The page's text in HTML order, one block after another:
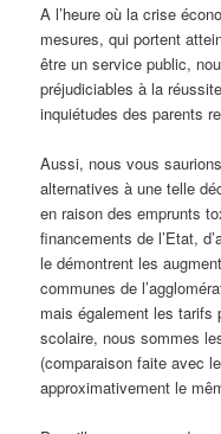
A l’heure où la crise
mesures, qui portent
être un service public,
préjudiciables à la
inquiétudes des parents
Aussi, nous vous
alternatives à une telle
en raison des emprunts
financements de l’Etat,
le démontrent les
communes de
mais également les tarifs
scolaire, nous sommes
(comparaison faite avec
approximativement le